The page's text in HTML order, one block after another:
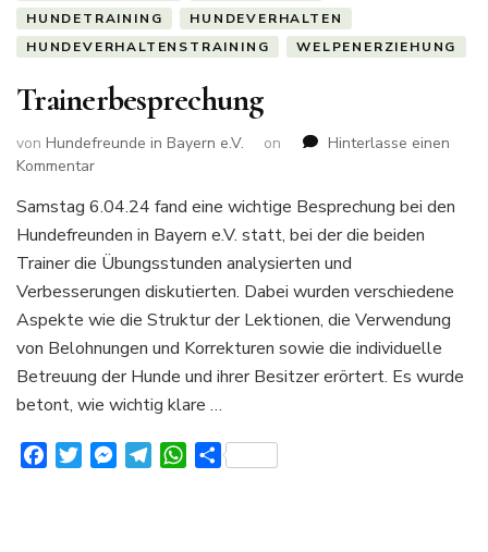
HUNDETRAINING
HUNDEVERHALTEN
HUNDEVERHALTENSTRAINING
WELPENERZIEHUNG
Trainerbesprechung
von Hundefreunde in Bayern e.V. on
Hinterlasse einen
Kommentarzu
Samstag 6.04.24 fand eine wichtige Besprechung bei den
Hundefreunden in Bayern e.V. statt, bei der die beiden
Trainer die Übungsstunden analysierten und
Verbesserungen diskutierten. Dabei wurden verschiedene
Aspekte wie die Struktur der Lektionen, die Verwendung
von Belohnungen und Korrekturen sowie die individuelle
Betreuung der Hunde und ihrer Besitzer erörtert. Es wurde
betont, wie wichtig klare …
FacebookTwitterMessenger
TelegramWhatsApp
Teilen